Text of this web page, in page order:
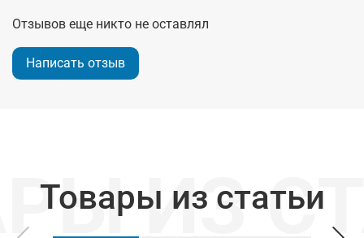
Отзывов еще никто не оставлял
Написать отзыв
Товары из статьи